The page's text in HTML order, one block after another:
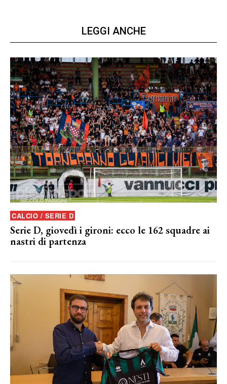
LEGGI ANCHE
CALCIO / SERIE D
Serie D, giovedì i gironi: ecco le 162 squadre ai
nastri di partenza